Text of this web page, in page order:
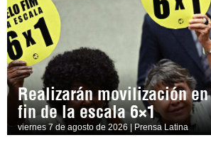
Realizarán movilización
fin de la escala 6×1
viernes 7 de agosto de 2026 | Prensa Latina